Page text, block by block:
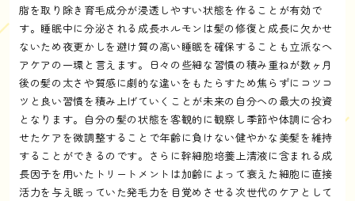
脂を取り除き育毛成分が浸透しやすい状態を作ることが有効で
す。睡眠中に分泌される成長ホルモンは髪の修復と成長に欠かせ
ないため夜更かしを避け質の高い睡眠を確保することも立派なヘ
アケアの一環と言えます。日々の些細な習慣の積み重ねが数ヶ月
後の髪の太さや質感に劇的な違いをもたらすため焦らずにコツコ
ツと良い習慣を積み上げていくことが未来の自分への最大の投資
となります。自分の髪の状態を客観的に観察し季節や体調に合わ
せたケアを微調整することで年齢に負けない健やかな美髪を維持
することができるのです。さらに幹細胞培養上清液に含まれる成
長因子を用いたトリートメントは加齢によって衰えた細胞に直接
活力を与え眠っていた発毛力を目覚めさせる次世代のケアとして